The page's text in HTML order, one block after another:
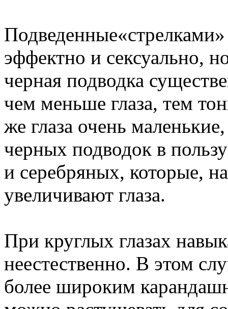
Подведенные«стрелками»
эффектно и сексуально,
черная подводка
чем меньше глаза, тем
же глаза очень
черных подводок в
и серебряных, которые,
увеличивают глаза.
При круглых глазах
неестественно. В этом
более широким